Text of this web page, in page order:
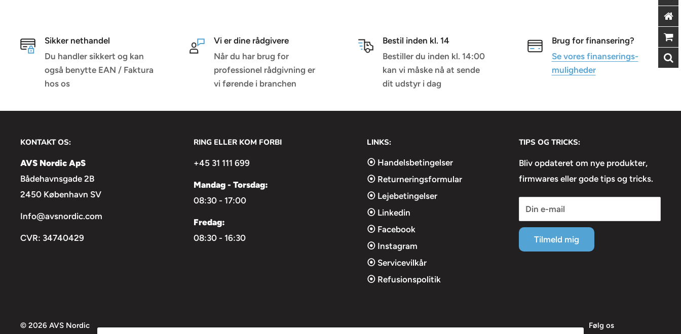
Sikker nethandel
Du handler sikkert og kan
også benytte EAN / Faktura
hos os
Vi er dine rådgivere
Når du har brug for
professionel rådgivning er
vi førende i branchen
Bestil inden kl. 14
Bestiller du inden kl. 14:00
kan vi måske nå at sende
dit udstyr i dag
Brug for finansering?
Se vores finanserings-
muligheder
KONTAKT OS:
AVS Nordic ApS
Bådehavnsgade 2B
2450 København SV
Info@avsnordic.com
CVR: 34740429
RING ELLER KOM FORBI
+45 31 111 699
Mandag - Torsdag:
08:30 - 17:00
Fredag:
08:30 - 16:30
LINKS:
⦿ Handelsbetingelser
⦿ Returneringsformular
⦿ Lejebetingelser
⦿ Linkedin
⦿ Facebook
⦿ Instagram
⦿ Servicevilkår
⦿ Refusionspolitik
TIPS OG TRICKS:
Bliv opdateret om nye produkter,
firmwares eller gode tips og tricks.
Din e-mail
Tilmeld mig
© 2026 AVS Nordic Følg os